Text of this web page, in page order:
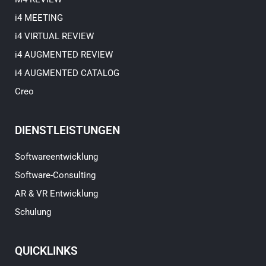
i4 MEETING
i4 VIRTUAL REVIEW
i4 AUGMENTED REVIEW
i4 AUGMENTED CATALOG
Creo
DIENSTLEISTUNGEN
Softwareentwicklung
Software-Consulting
AR & VR Entwicklung
Schulung
QUICKLINKS